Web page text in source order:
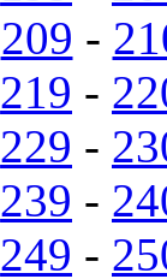
209 -
219 -
229 -
239 -
249 -